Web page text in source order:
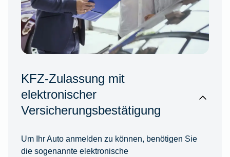
KFZ-Zulassung mit
elektronischer
Versicherungsbestätigung
Um Ihr Auto anmelden zu können, benötigen Sie
die sogenannte elektronische